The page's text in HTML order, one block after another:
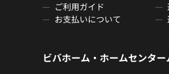
ご利用ガイド
お支払いについて
ビバホーム・ホームセンタ